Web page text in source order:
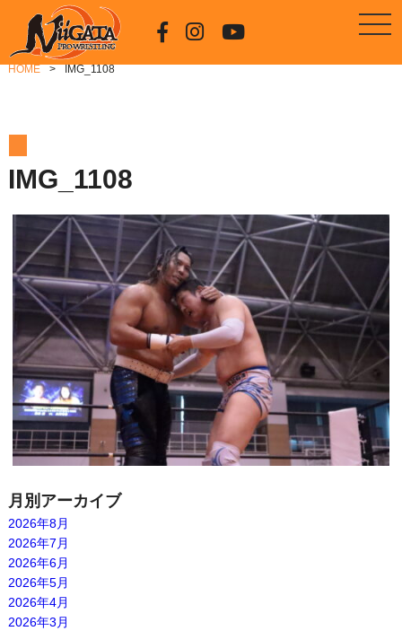
HOME IMG_1108
IMG_1108
月別アーカイブ
2026年8月
2026年7月
2026年6月
2026年5月
2026年4月
2026年3月